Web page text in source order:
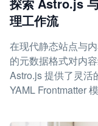
理工作流
在现代静态站点与
的元数据格式对内
Astro.js 提供了灵活
YAML Frontmatter